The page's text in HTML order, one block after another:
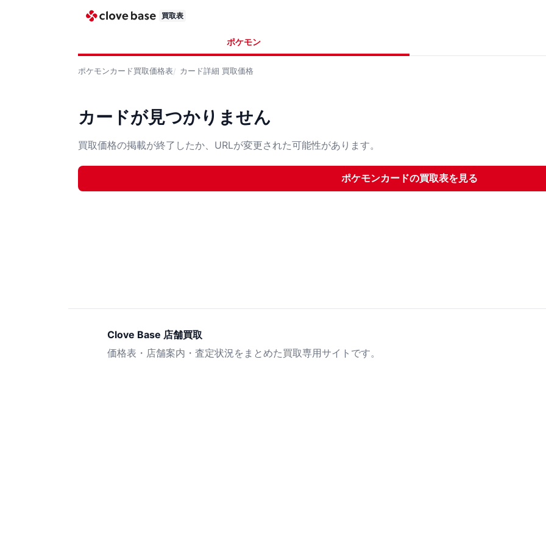
買取表
ポケモン
ポケモンカード買取価格表 カード詳細 買取価格
カードが見つかりません
買取価格の掲載が終了したか、URLが変更された可能性があります。
ポケモンカードの買取表を見る
Clove Base 店舗買取
価格表・店舗案内・査定状況をまとめた買取専用サイトです。